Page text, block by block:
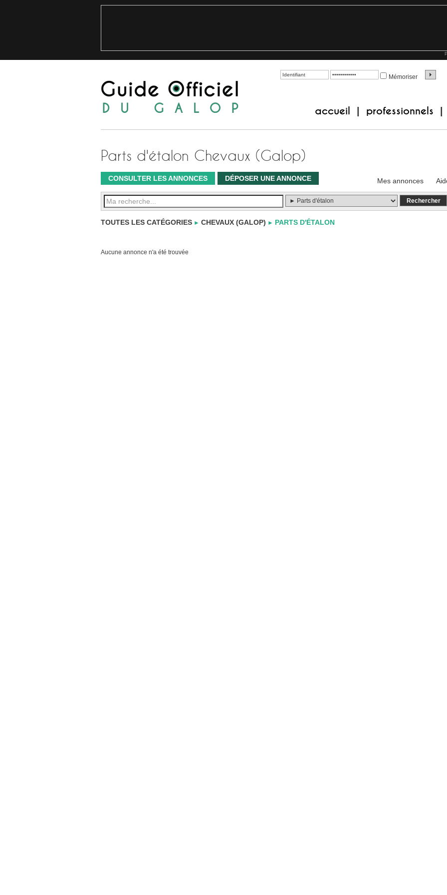
Mémoriser
accueil professionnels
Parts d'étalon Chevaux (Galop)
CONSULTER LES ANNONCES DÉPOSER UNE ANNONCE Mes annonces
TOUTES LES CATÉGORIES ► CHEVAUX (GALOP) ► PARTS D'ÉTALON
Aucune annonce n'a été trouvée